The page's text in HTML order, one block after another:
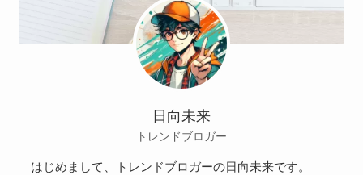
日向未来
トレンドブロガー
はじめまして、トレンドブロガーの日向未来です。